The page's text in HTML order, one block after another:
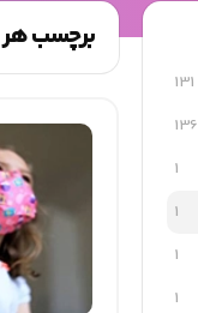
131
136
1
1
1
1
برچسب هر